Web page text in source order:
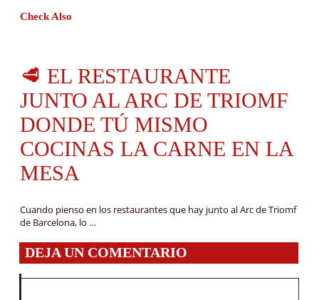
Check Also
🥩 EL RESTAURANTE
JUNTO AL ARC DE TRIOMF
DONDE TÚ MISMO
COCINAS LA CARNE EN LA
MESA
Cuando pienso en los restaurantes que hay junto al Arc de Triomf
de Barcelona, lo …
DEJA UN COMENTARIO